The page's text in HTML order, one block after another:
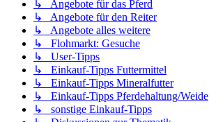
↳ Angebote für das Pferd
↳ Angebote für den Reiter
↳ Angebote alles weitere
↳ Flohmarkt: Gesuche
↳ User-Tipps
↳ Einkauf-Tipps Futtermittel
↳ Einkauf-Tipps Mineralfutter
↳ Einkauf-Tipps Pferdehaltung/Weide
↳ sonstige Einkauf-Tipps